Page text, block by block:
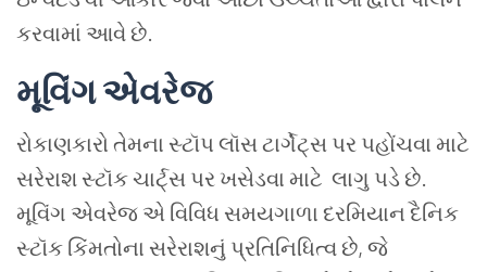
કરવામાં આવે છે.
મૂવિંગએવરેજ
રોકાણકારો તેમના સ્ટૉપ લૉસટાર્ગેટ્સ પર પહોંચવા માટે
સરેરાશ સ્ટૉકચાર્ટ્સ પરખસેડવા માટે લાગુ પડે છે.
મૂવિંગ એવરેજ એ વિવિધ સમયગાળા દરમિયાન દૈનિક
સ્ટૉક કિંમતોના સરેરાશનું પ્રતિનિધિત્વ છે, જે